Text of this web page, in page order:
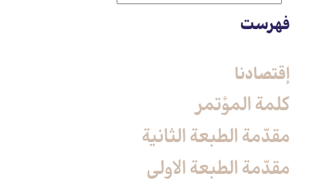
فهرست
إقتصادنا
كلمة المؤتمر
مقدّمة الطبعة الثانية
مقدّمة الطبعة الاولى‏